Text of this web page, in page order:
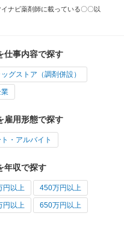
ナビ薬剤師に載っている〇〇以
仕事内容で探す
ッグストア（調剤併設）
雇用形態で探す
・アルバイト
年収で探す
円以上 450万円以上
円以上 650万円以上